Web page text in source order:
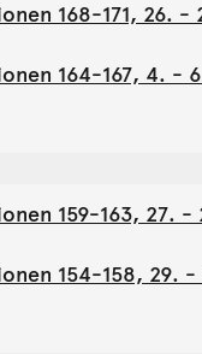
168-171, 26. -
164-167, 4. -
159-163, 27. -
154-158, 29. -